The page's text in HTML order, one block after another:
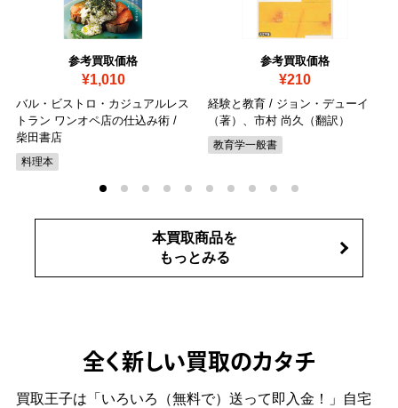
参考買取価格
¥1,010
バル・ビストロ・カジュアルレス
トラン ワンオペ店の仕込み術 /
柴田書店
料理本
参考買取価格
¥210
経験と教育 / ジョン・デューイ
（著）、市村 尚久（翻訳）
教育学一般書
本買取商品を
もっとみる
全く新しい買取のカタチ
買取王子は「いろいろ（無料で）送って即入金！」自宅